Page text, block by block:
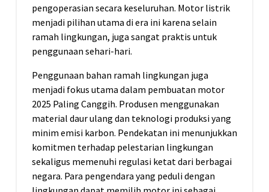
pengoperasian secara keseluruhan. Motor listrik
menjadi pilihan utama di era ini karena selain
ramah lingkungan, juga sangat praktis untuk
penggunaan sehari-hari.
Penggunaan bahan ramah lingkungan juga
menjadi fokus utama dalam pembuatan motor
2025 Paling Canggih. Produsen menggunakan
material daur ulang dan teknologi produksi yang
minim emisi karbon. Pendekatan ini menunjukkan
komitmen terhadap pelestarian lingkungan
sekaligus memenuhi regulasi ketat dari berbagai
negara. Para pengendara yang peduli dengan